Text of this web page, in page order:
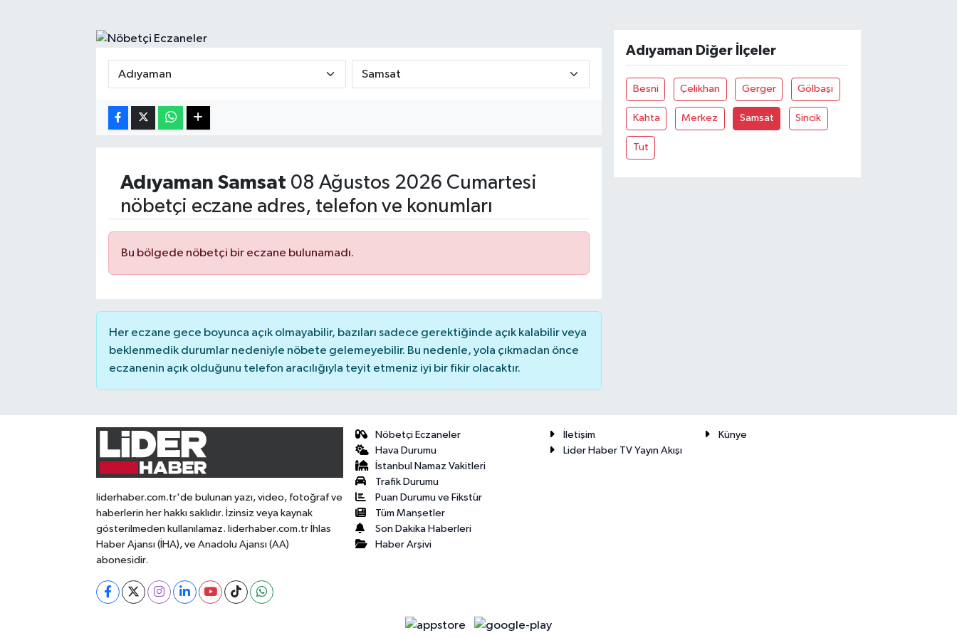
Adıyaman Samsat 08 Ağustos 2026 Cumartesi
nöbetçi eczane adres, telefon ve konumları
Bu bölgede nöbetçi bir eczane bulunamadı.
Her eczane gece boyunca açık olmayabilir, bazıları sadece gerektiğinde açık kalabilir veya
beklenmedik durumlar nedeniyle nöbete gelemeyebilir. Bu nedenle, yola çıkmadan önce
eczanenin açık olduğunu telefon aracılığıyla teyit etmeniz iyi bir fikir olacaktır.
Adıyaman Diğer İlçeler
Besni Çelikhan Gerger Gölbaşi
Kahta Merkez Samsat Sincik
Tut
liderhaber.com.tr'de bulunan yazı, video, fotoğraf ve
haberlerin her hakkı saklıdır. İzinsiz veya kaynak
gösterilmeden kullanılamaz. liderhaber.com.tr İhlas
Haber Ajansı (İHA), ve Anadolu Ajansı (AA)
abonesidir.
Nöbetçi Eczaneler
Hava Durumu
İstanbul Namaz Vakitleri
Trafik Durumu
Puan Durumu ve Fikstür
Tüm Manşetler
Son Dakika Haberleri
Haber Arşivi
İletişim
Künye
Lider Haber TV Yayın Akışı
Kültür - Sanat